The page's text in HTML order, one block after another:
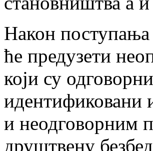
Након поступања
ће предузети
који су
идентификовани
и неодговорним
друштвену